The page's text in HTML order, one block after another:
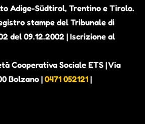
Adige-Südtirol, Trentino e Tirolo.
stampe del Tribunale di
del 09.12.2002 | Iscrizione al
Cooperativa Sociale ETS | Via
Bolzano |0471 052121 |